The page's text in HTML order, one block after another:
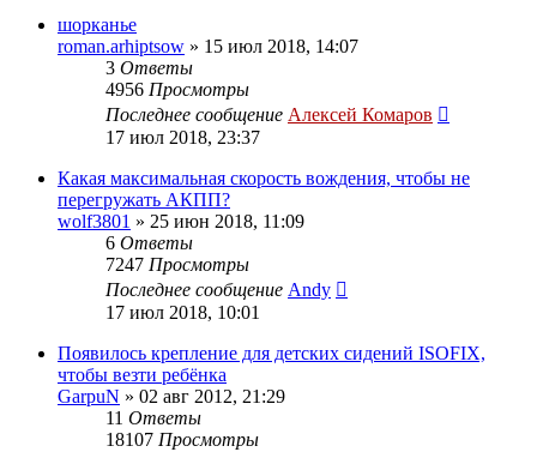
шорканье
roman.arhiptsow » 15 июл 2018, 14:07
3 Ответы
4956 Просмотры
Последнее сообщение Алексей Комаров
17 июл 2018, 23:37
Какая максимальная скорость вождения, чтобы не
перегружать АКПП?
wolf3801 » 25 июн 2018, 11:09
6 Ответы
7247 Просмотры
Последнее сообщение Andy
17 июл 2018, 10:01
Появилось крепление для детских сидений ISOFIX,
чтобы везти ребёнка
GarpuN » 02 авг 2012, 21:29
11 Ответы
18107 Просмотры